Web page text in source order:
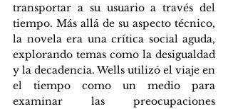
transportar a su usuario a través del
tiempo. Más allá de su aspecto técnico,
la novela era una crítica social aguda,
explorando temas como la desigualdad
y la decadencia. Wells utilizó el viaje en
el tiempo como un medio para
examinar las preocupaciones